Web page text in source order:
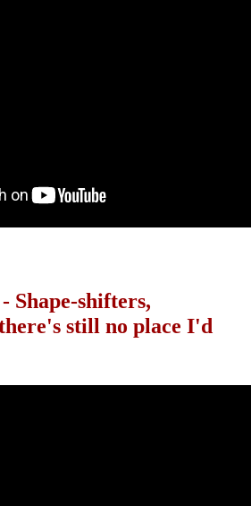
Shape-shifters,
still no place I'd